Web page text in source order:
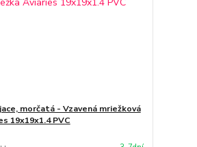
morčatá - Vzavená mriežková
19x19x1.4 PVC